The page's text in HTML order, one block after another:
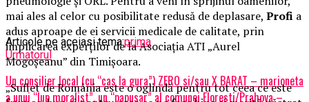
Articole pe aceiasi tema:prima
Urmatorul
Un consilier local (cu “cas la gura”) ZERO si/sau X BARAT – marioneta
a unui “lup moralist”, un “papusar” al comunei Floresti/Prahova –
mai ales al celor cu posibilitate redusă de deplasare, Profi a
adus aproape de ei servicii medicale de calitate, prin
implicarea experților de la Asociația ATI „Aurel
Mogoșeanu” din Timișoara.
„Suflet de România este o oglindă pentru tot ceea ce este